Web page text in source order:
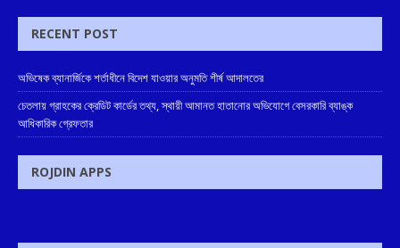
RECENT POST
অভিষেক ব্যানার্জিকে শর্তাধীনে বিদেশ যাওয়ার অনুমতি শীর্ষ আদালতের
চেতলায় গ্রাহকের ক্রেডিট কার্ডের তথ্য, স্থায়ী আমানত হাতানোর অভিযোগে বেসরকারি ব্যাঙ্ক
আধিকারিক গ্রেফতার
ROJDIN APPS